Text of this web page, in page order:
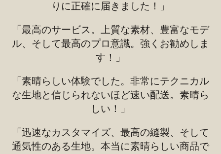
りに正確に届きました！」
「最高のサービス。上質な素材、豊富なモデ
ル、そして最高のプロ意識。強くお勧めしま
す！」
「素晴らしい体験でした。非常にテクニカル
な生地と信じられないほど速い配送。素晴ら
しい！」
「迅速なカスタマイズ、最高の縫製、そして
通気性のある生地。本当に素晴らしい商品で